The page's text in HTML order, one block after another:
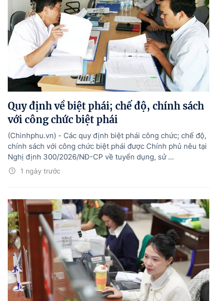
Quy định về biệt phái; chế độ, chính sách
với công chức biệt phái
1 ngày trước
(Chinhphu.vn) - Các quy định biệt phái công chức; chế độ,
chính sách với công chức biệt phái được Chính phủ nêu tại
Nghị định 300/2026/NĐ-CP về tuyển dụng, sử ...